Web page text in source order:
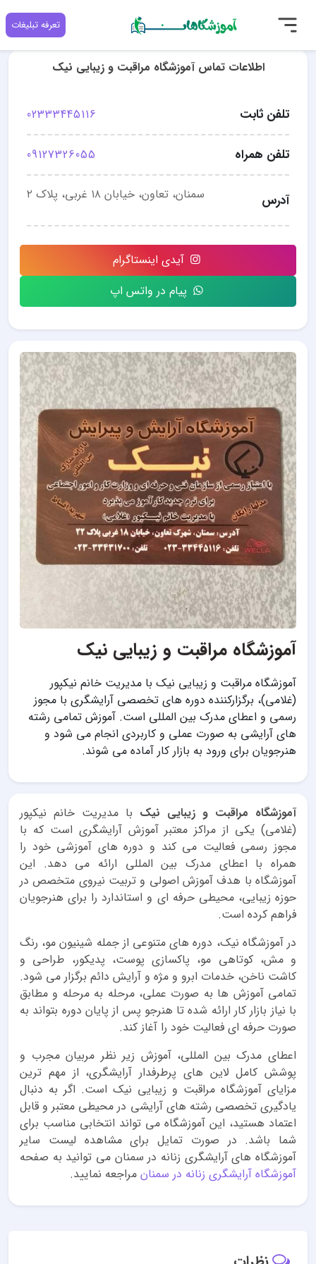
تعرفه تبلیغات
آموزشگاه مراقبت و زیبایی نیک‎
آموزشگاه مراقبت و زیبایی نیک با مدیریت خانم نیکپور
(غلامی)، برگزارکننده دوره های تخصصی آرایشگری با مجوز
رسمی و اعطای مدرک بین المللی است. آموزش تمامی رشته
های آرایشی به صورت عملی و کاربردی انجام می شود و
هنرجویان برای ورود به بازار کار آماده می شوند.
آموزشگاه مراقبت و زیبایی نیک با مدیریت خانم نیکپور
(غلامی) یکی از مراکز معتبر آموزش آرایشگری است که با
مجوز رسمی فعالیت می کند و دوره های آموزشی خود را
همراه با اعطای مدرک بین المللی ارائه می دهد. این
آموزشگاه با هدف آموزش اصولی و تربیت نیروی متخصص در
حوزه زیبایی، محیطی حرفه ای و استاندارد را برای هنرجویان
فراهم کرده است.
در آموزشگاه نیک، دوره های متنوعی از جمله شینیون مو، رنگ
و مش، کوتاهی مو، پاکسازی پوست، پدیکور، طراحی و
کاشت ناخن، خدمات ابرو و مژه و آرایش دائم برگزار می شود.
تمامی آموزش ها به صورت عملی، مرحله به مرحله و مطابق
با نیاز بازار کار ارائه شده تا هنرجو پس از پایان دوره بتواند به
صورت حرفه ای فعالیت خود را آغاز کند.
اعطای مدرک بین المللی، آموزش زیر نظر مربیان مجرب و
پوشش کامل لاین های پرطرفدار آرایشگری، از مهم ترین
مزایای آموزشگاه مراقبت و زیبایی نیک است. اگر به دنبال
یادگیری تخصصی رشته های آرایشی در محیطی معتبر و قابل
اعتماد هستید، این آموزشگاه می تواند انتخابی مناسب برای
شما باشد. در صورت تمایل برای مشاهده لیست سایر
آموزشگاه های آرایشگری زنانه در سمنان می توانید به صفحه
آموزشگاه آرایشگری زنانه در سمنان مراجعه نمایید.
اطلاعات تماس آموزشگاه مراقبت و زیبایی نیک‎
تلفن ثابت 02333445116
تلفن همراه 09127326055
آدرس سمنان، تعاون، خیابان ۱۸ غربی، پلاک ۲
آیدی اینستاگرام
پیام در واتس اپ